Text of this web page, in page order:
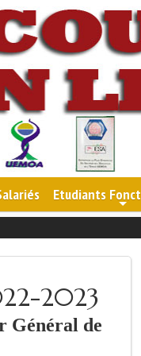
+
Etudiants
2023
Général de